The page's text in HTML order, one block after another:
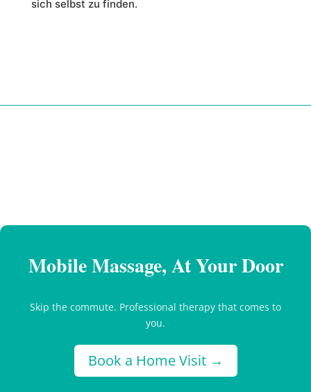
sich selbst zu finden.
Mobile Massage, At Your Door
Skip the commute. Professional therapy that comes to
you.
Book a Home Visit →